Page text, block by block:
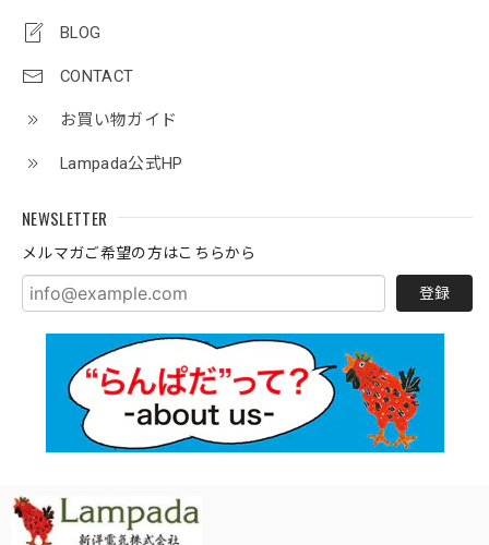
BLOG
CONTACT
お買い物ガイド
Lampada公式HP
NEWSLETTER
メルマガご希望の方はこちらから
登録